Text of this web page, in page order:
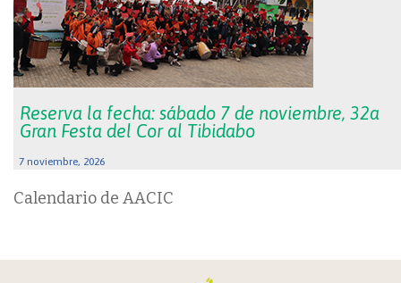
Reserva la fecha: sábado 7 de noviembre, 32a
Gran Festa del Cor al Tibidabo
7 noviembre, 2026
Calendario de AACIC